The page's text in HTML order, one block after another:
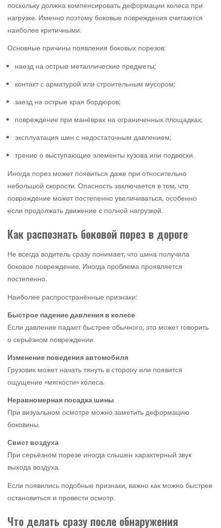
поскольку должна компенсировать деформации колеса при
нагрузке. Именно поэтому боковые повреждения считаются
наиболее критичными.
Основные причины появления боковых порезов:
наезд на острые металлические предметы;
контакт с арматурой или строительным мусором;
заезд на острые края бордюров;
повреждение при манёврах на ограниченных площадках;
эксплуатация шин с недостаточным давлением;
трение о выступающие элементы кузова или подвески.
Иногда порез может появиться даже при относительно
небольшой скорости. Опасность заключается в том, что
повреждение может постепенно увеличиваться, особенно
если продолжать движение с полной нагрузкой.
Как распознать боковой порез в дороге
Не всегда водитель сразу понимает, что шина получила
боковое повреждение. Иногда проблема проявляется
постепенно.
Наиболее распространённые признаки:
Быстрое падение давления в колесе
Если давление падает быстрее обычного, это может говорить
о серьёзном повреждении.
Изменение поведения автомобиля
Грузовик может начать тянуть в сторону или появится
ощущение «мягкости» колеса.
Неравномерная посадка шины
При визуальном осмотре можно заметить деформацию
боковины.
Свист воздуха
При серьёзном порезе иногда слышен характерный звук
выхода воздуха.
Если появились подобные признаки, важно как можно быстрее
остановиться и провести осмотр.
Что делать сразу после обнаружения